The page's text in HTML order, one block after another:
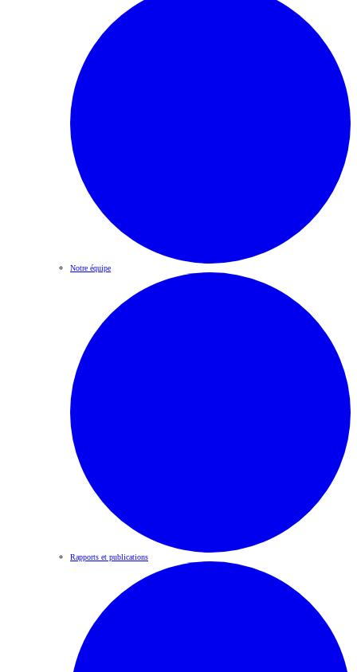
Notre équipe
Rapports et publications